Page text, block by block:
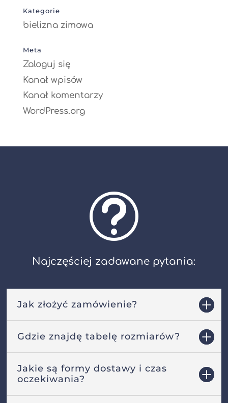
Kategorie
bielizna zimowa
Meta
Zaloguj się
Kanał wpisów
Kanał komentarzy
WordPress.org
t
Najczęściej zadawane pytania:
Jak złożyć zamówienie?
Gdzie znajdę tabelę rozmiarów?
Jakie są formy dostawy i czas
oczekiwania?